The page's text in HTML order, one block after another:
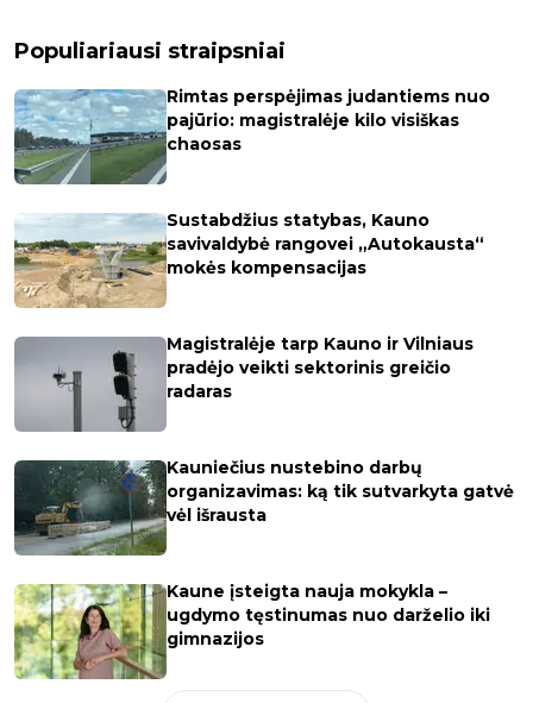
Populiariausi straipsniai
Rimtas perspėjimas judantiems nuo
pajūrio: magistralėje kilo visiškas
chaosas
Sustabdžius statybas, Kauno
savivaldybė rangovei „Autokausta“
mokės kompensacijas
Magistralėje tarp Kauno ir Vilniaus
pradėjo veikti sektorinis greičio
radaras
Kauniečius nustebino darbų
organizavimas: ką tik sutvarkyta gatvė
vėl išrausta
Kaune įsteigta nauja mokykla –
ugdymo tęstinumas nuo darželio iki
gimnazijos